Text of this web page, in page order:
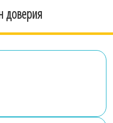
доверия